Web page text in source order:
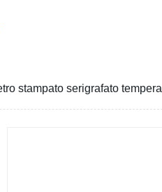
stampato serigrafato